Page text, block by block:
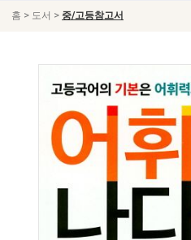
홈 > 도서 > 중/고등참고서